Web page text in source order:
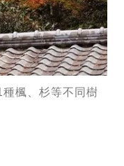
楓、杉等不同樹